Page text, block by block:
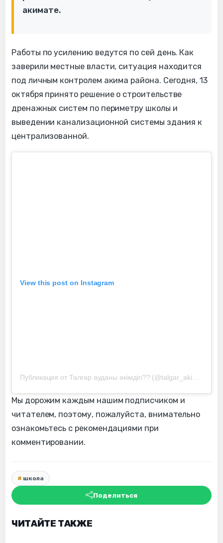
акимате.
Работы по усилению ведутся по сей день. Как
заверили местные власти, ситуация находится
под личным контролем акима района. Сегодня, 13
октября принято решение о строительстве
дренажных систем по периметру школы и
выведении канализационной системы здания к
централизованной.
View this post on Instagram
Мы дорожим каждым нашим подписчиком и
читателем, поэтому, пожалуйста, внимательно
ознакомьтесь с рекомендациями при
комментировании.
школа
Поделиться
ЧИТАЙТЕ ТАКЖЕ